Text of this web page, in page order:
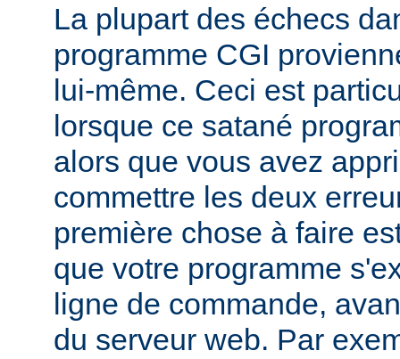
La plupart des échecs
programme CGI
lui-même. Ceci est
lorsque ce satané
alors que vous avez
commettre les deux
première chose à faire
que votre programme
ligne de commande,
du serveur web. Par